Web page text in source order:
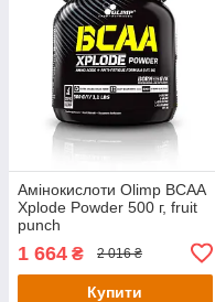
Амінокислоти Olimp BCAA
Xplode Powder 500 г, fruit
punch
1 664 ₴ 2 016 ₴
Купити